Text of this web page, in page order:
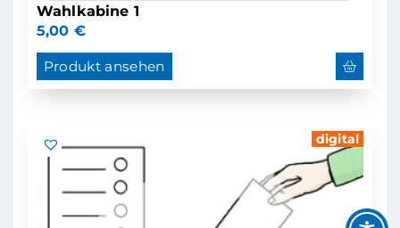
Wahlkabine 1
5,00 €
Produkt ansehen
digital